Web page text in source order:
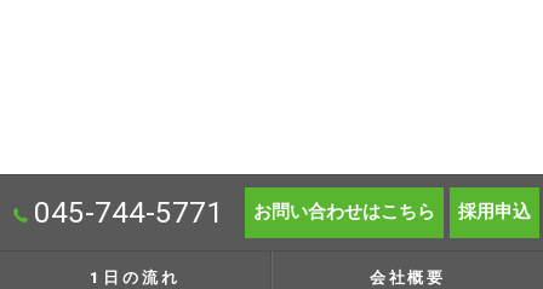
045-744-5771 お問い合わせはこちら 採用申込
1日の流れ 会社概要